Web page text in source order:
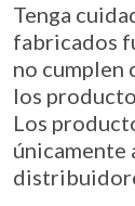
Tenga
fabricados
no cumplen
los
Los
únicamente